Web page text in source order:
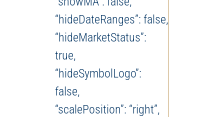
“hideDateRanges”: false,
“hideMarketStatus”:
true,
“hideSymbolLogo”:
false,
“scalePosition”: “right”,